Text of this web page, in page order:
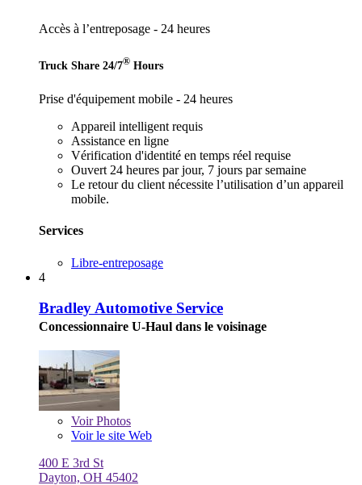
Accès à l’entreposage - 24 heures
Truck Share 24/7® Hours
Prise d'équipement mobile - 24 heures
Appareil intelligent requis
Assistance en ligne
Vérification d'identité en temps réel requise
Ouvert 24 heures par jour, 7 jours par semaine
Le retour du client nécessite l’utilisation d’un appareil
mobile.
Services
Libre-entreposage
4
Bradley Automotive Service
Concessionnaire U-Haul dans le voisinage
VoirPhotos
Voir le site Web
400 E 3rd St
Dayton, OH 45402